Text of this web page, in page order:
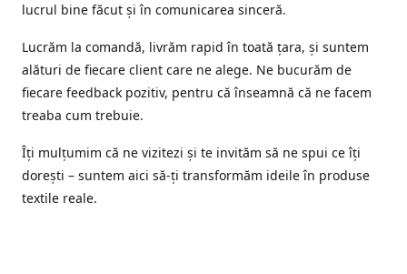
lucrul bine făcut și în comunicarea sinceră.
Lucrăm la comandă, livrăm rapid în toată țara, și suntem
alături de fiecare client care ne alege. Ne bucurăm de
fiecare feedback pozitiv, pentru că înseamnă că ne facem
treaba cum trebuie.
Îți mulțumim că ne vizitezi și te invităm să ne spui ce îți
dorești – suntem aici să-ți transformăm ideile în produse
textile reale.